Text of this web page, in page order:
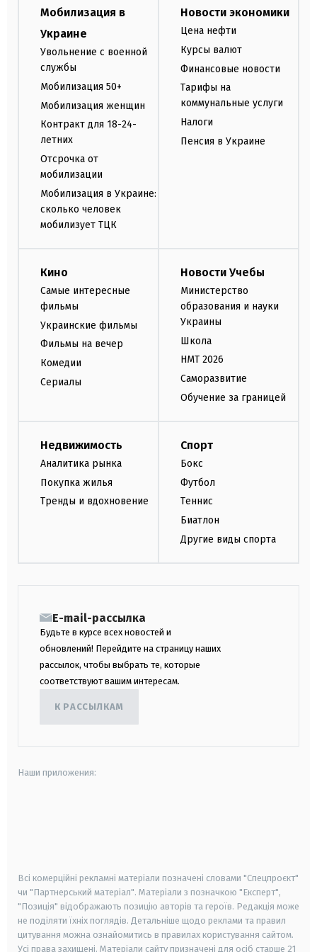
Мобилизация в
Украине
Увольнение с военной
службы
Мобилизация 50+
Мобилизация женщин
Контракт для 18-24-
летних
Отсрочка от
мобилизации
Мобилизация в Украине:
сколько человек
мобилизует ТЦК
Новости экономики
Цена нефти
Курсы валют
Финансовые новости
Тарифы на
коммунальные услуги
Налоги
Пенсия в Украине
Кино
Самые интересные
фильмы
Украинские фильмы
Фильмы на вечер
Комедии
Сериалы
Новости Учебы
Министерство
образования и науки
Украины
Школа
НМТ 2026
Саморазвитие
Обучение за границей
Недвижимость
Аналитика рынка
Покупка жилья
Тренды и вдохновение
Спорт
Бокс
Футбол
Теннис
Биатлон
Другие виды спорта
E-mail-рассылка
Будьте в курсе всех новостей и
обновлений! Перейдите на страницу наших
рассылок, чтобы выбрать те, которые
соответствуют вашим интересам.
К РАССЫЛКАМ
Наши приложения:
Всі комерційні рекламні матеріали позначені словами "Спецпроєкт"
чи "Партнерський матеріал". Матеріали з позначкою "Експерт",
"Позиція" відображають позицію авторів та героїв. Редакція може
не поділяти їхніх поглядів. Детальніше щодо реклами та правил
цитування можна ознайомитись в правилах користування сайтом.
Усі права захищені. Матеріали сайту призначені для осіб старше 21